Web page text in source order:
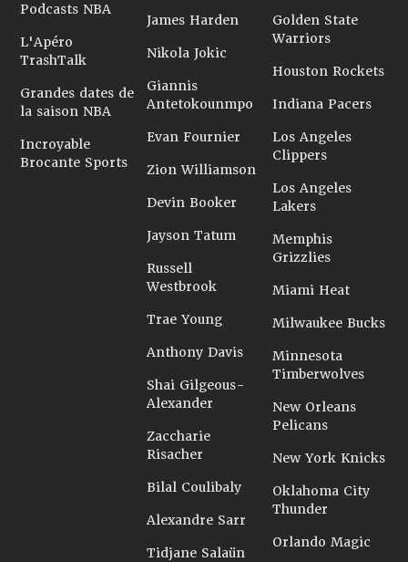
Podcasts NBA
L'Apéro
TrashTalk
Grandes dates de
la saison NBA
Incroyable
Brocante Sports
James Harden
Nikola Jokic
Giannis
Antetokounmpo
Evan Fournier
Zion Williamson
Devin Booker
Jayson Tatum
Russell
Westbrook
Trae Young
Anthony Davis
Shai Gilgeous-
Alexander
Zaccharie
Risacher
Bilal Coulibaly
Alexandre Sarr
Tidjane Salaün
Golden State
Warriors
Houston Rockets
Indiana Pacers
Los Angeles
Clippers
Los Angeles
Lakers
Memphis
Grizzlies
Miami Heat
Milwaukee Bucks
Minnesota
Timberwolves
New Orleans
Pelicans
New York Knicks
Oklahoma City
Thunder
Orlando Magic